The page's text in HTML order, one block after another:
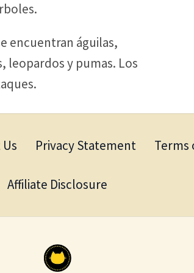
encuentran águilas,
leopardos y pumas. Los
Privacy Statement Terms
Affiliate Disclosure